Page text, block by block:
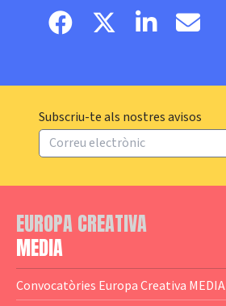
Facebook pageTwitter page
LinkedinEmail
Subscriu-te als nostres avisos
EUROPA CREATIVA
MEDIA
Convocatòries Europa Creativa MEDIA